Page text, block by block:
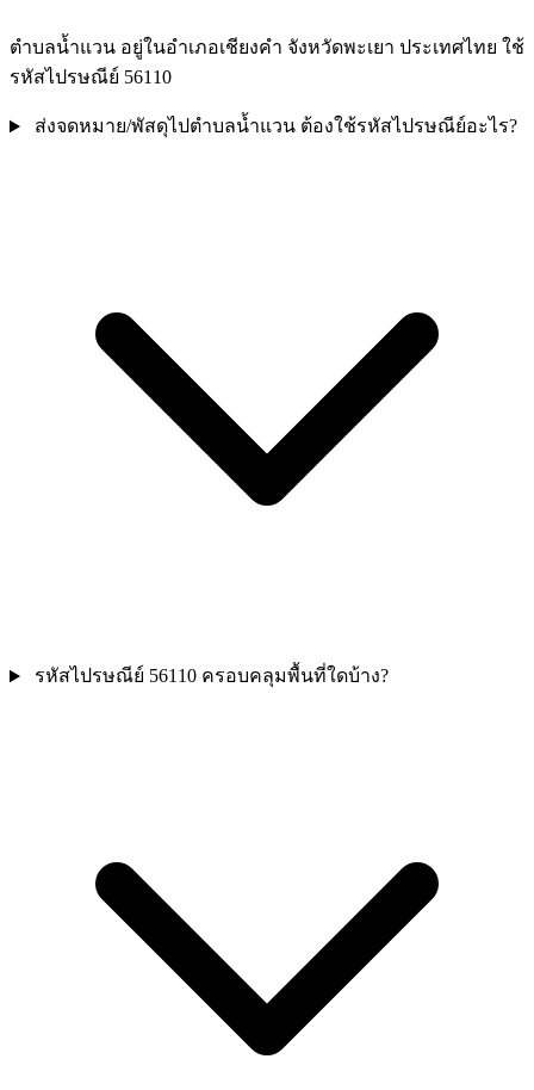
ตำบลน้ำแวน อยู่ในอำเภอเชียงคำ จังหวัดพะเยา ประเทศไทย ใช้
รหัสไปรษณีย์ 56110
ส่งจดหมาย/พัสดุไปตำบลน้ำแวน ต้องใช้รหัสไปรษณีย์อะไร?
รหัสไปรษณีย์ 56110 ครอบคลุมพื้นที่ใดบ้าง?